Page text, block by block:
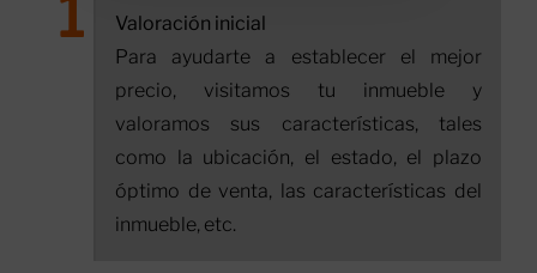
Valoración inicial
Para ayudarte a establecer el mejor
precio, visitamos tu inmueble y
valoramos sus características, tales
como la ubicación, el estado, el plazo
óptimo de venta, las características del
inmueble, etc.